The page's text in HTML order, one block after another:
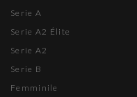
Serie A
Serie A2 Élite
Serie A2
Serie B
Femminile